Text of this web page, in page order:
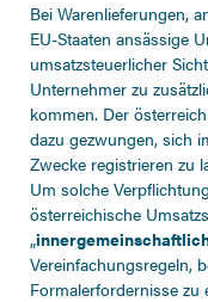
Bei Warenlieferungen,
EU-Staaten ansässige
umsatzsteuerlicher
Unternehmer zu
kommen. Der
dazu gezwungen, sich
Zwecke registrieren zu
Um solche
österreichische
„
Vereinfachungsregeln,
Formalerfordernisse zu